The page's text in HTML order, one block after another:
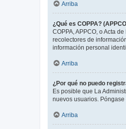
Arriba
¿Qué es COPPA?
COPPA, APPCO, o Acta
recolectores de
información personal
Arriba
¿Por qué no puedo
Es posible que La
nuevos usuarios.
Arriba